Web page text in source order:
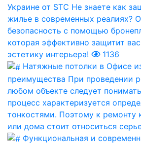
Украине от STC Не знаете как
жилье в современных реалиях?
безопасность с помощью
которая эффективно защитит
эстетику интерьера!
1136
Натяжные потолки в Офисе
преимущества При проведении
любом объекте следует
процесс характеризуется
тонкостями. Поэтому к ремонту
или дома стоит относиться
Функциональная и